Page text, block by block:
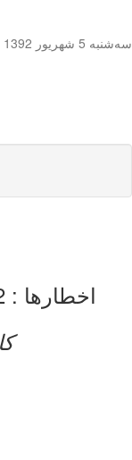
سه‌شنبه 5 شهریور 1392 - 12:54